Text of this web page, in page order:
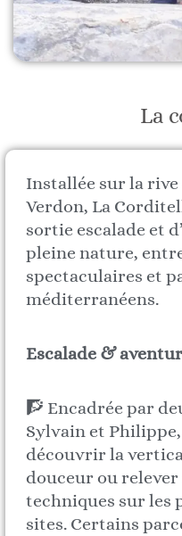
La
Installée sur la rive
Verdon, La
sortie escalade et
pleine nature,
spectaculaires et
méditerranéens.
Escalade &
🧗 Encadrée par
Sylvain et
découvrir la
douceur ou relever
techniques sur les
sites. Certains